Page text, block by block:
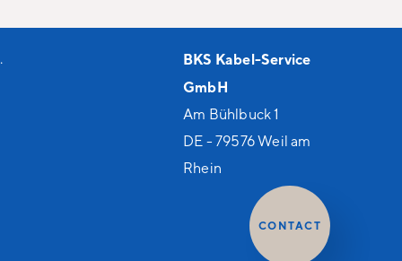
CONTACT
.
BKS Kabel-Service
GmbH
Am Bühlbuck 1
DE - 79576 Weil am
Rhein